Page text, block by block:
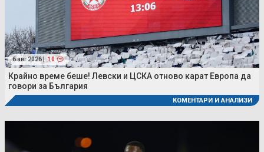
6 авг 2026 | 10
Крайно време беше! Левски и ЦСКА отново карат Европа да
говори за България
КОМЕНТАРИ И АНАЛИЗИ